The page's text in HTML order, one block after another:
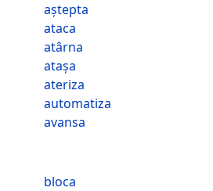
aștepta
ataca
atârna
atașa
ateriza
automatiza
avansa
bloca